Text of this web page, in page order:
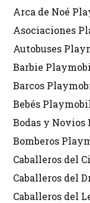
Arca de Noé
Asociaciones
Autobuses
Barbie
Barcos
Bebés
Bodas y
Bomberos
Caballeros del
Caballeros del
Caballeros del